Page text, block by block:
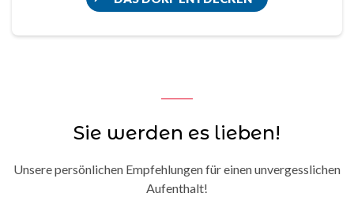
Sie werden es lieben!
Unsere persönlichen Empfehlungen für einen unvergesslichen
Aufenthalt!